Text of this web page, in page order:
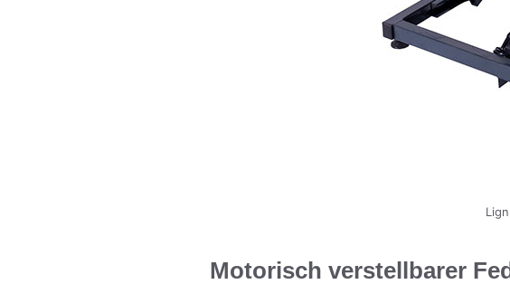
Motorisch verstellbarer